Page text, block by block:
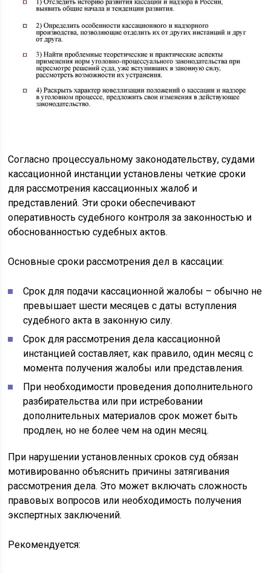
Согласно процессуальному законодательству, судами
кассационной инстанции установлены четкие сроки
для рассмотрения кассационных жалоб и
представлений. Эти сроки обеспечивают
оперативность судебного контроля за законностью и
обоснованностью судебных актов.
Основные сроки рассмотрения дел в кассации:
Срок для подачи кассационной жалобы – обычно не
превышает шести месяцев с даты вступления
судебного акта в законную силу.
Срок для рассмотрения дела кассационной
инстанцией составляет, как правило, один месяц с
момента получения жалобы или представления.
При необходимости проведения дополнительного
разбирательства или при истребовании
дополнительных материалов срок может быть
продлен, но не более чем на один месяц.
При нарушении установленных сроков суд обязан
мотивированно объяснить причины затягивания
рассмотрения дела. Это может включать сложность
правовых вопросов или необходимость получения
экспертных заключений.
Рекомендуется: